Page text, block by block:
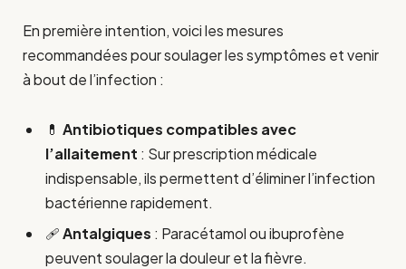
En première intention, voici les mesures
recommandées pour soulager les symptômes et venir
à bout de l’infection :
💊 Antibiotiques compatibles avec
l’allaitement : Sur prescription médicale
indispensable, ils permettent d’éliminer l’infection
bactérienne rapidement.
🩹Antalgiques : Paracétamol ou ibuprofène
peuvent soulager la douleur et la fièvre.